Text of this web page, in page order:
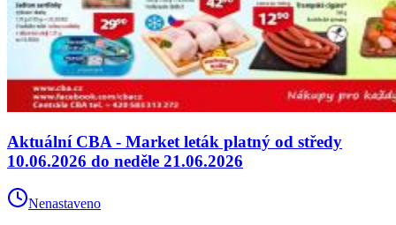
Aktuální CBA - Market leták platný od středy
10.06.2026 do neděle 21.06.2026
Nenastaveno